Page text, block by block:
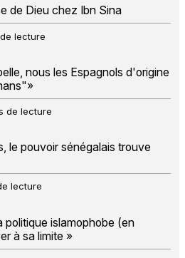
de Dieu chez Ibn Sina
lecture
nous les Espagnols d'origine
de lecture
le pouvoir sénégalais trouve
lecture
politique islamophobe (en
à sa limite »